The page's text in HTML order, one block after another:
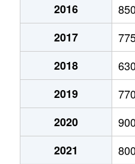
1,200万円
750万円
430万円
宮前町
170万円
宮前町
180万円
2,200万円
2016
2017
2018
2019
2020
2021